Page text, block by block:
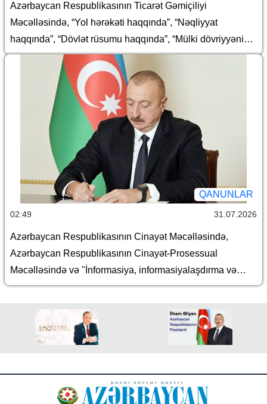
Azərbaycan Respublikasının Ticarət Gəmiçiliyi
Məcəlləsində, “Yol hərəkəti haqqında”, “Nəqliyyat
haqqında”, “Dövlət rüsumu haqqında”, “Mülki dövriyyənin
müəyyən iştirakçılarına mənsub ola bilən və dövriyyədə
olmasına xüsusi icazə əsasında yol verilən (mülki
dövriyyəsi məhdudlaşdırılmış) əşyaların siyahısı
haqqında”, “Avtomobil nəqliyyatı haqqında” və “Aviasiya
haqqında” Azərbaycan Respublikasının qanunlarında
dəyişiklik edilməsi barədə
QANUNLAR
02:49 31.07.2026
Azərbaycan Respublikasının Cinayət Məcəlləsində,
Azərbaycan Respublikasının Cinayət-Prosessual
Məcəlləsində və "İnformasiya, informasiyalaşdırma və
informasiyanın mühafizəsi haqqında" Azərbaycan